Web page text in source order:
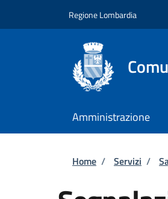
Regione Lombardia
Amministrazione
Briciole
Home / Servizi /